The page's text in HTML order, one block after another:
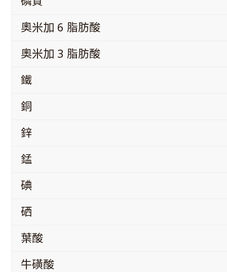
奧米加 6 脂肪酸
奧米加 3 脂肪酸
鐵
銅
鋅
錳
碘
硒
葉酸
牛磺酸